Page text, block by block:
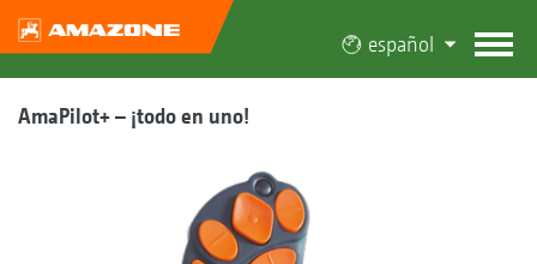
español
AmaPilot+ – ¡todo en uno!